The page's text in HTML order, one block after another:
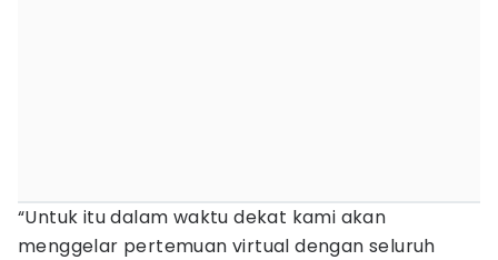
“Untuk itu dalam waktu dekat kami akan
menggelar pertemuan virtual dengan seluruh